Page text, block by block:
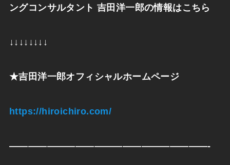
ングコンサルタント 吉田洋一郎の情報はこちら
↓↓↓↓↓↓↓↓
★吉田洋一郎オフィシャルホームページ
https://hiroichiro.com/
—————————————————————-